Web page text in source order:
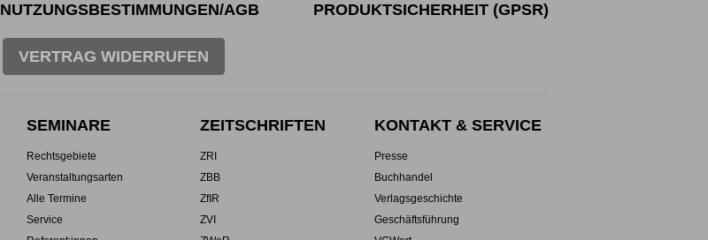
NUTZUNGSBESTIMMUNGEN/AGB PRODUKTSICHERHEIT (GPSR)
VERTRAG WIDERRUFEN
SEMINARE
Rechtsgebiete
Veranstaltungsarten
Alle Termine
Service
ZEITSCHRIFTEN
ZRI
ZBB
ZfIR
ZVI
KONTAKT & SERVICE
Presse
Buchhandel
Verlagsgeschichte
Geschäftsführung